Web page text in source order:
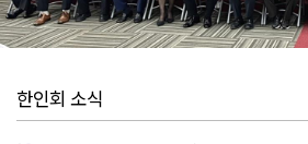
한인회 소식